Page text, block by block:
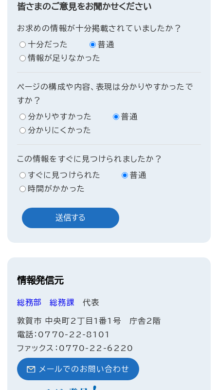
皆さまのご意見をお聞かせください
お求めの情報が十分掲載されていましたか？
十分だった
普通
情報が足りなかった
ページの構成や内容、表現は分かりやすかったで
すか？
分かりやすかった
普通
分かりにくかった
この情報をすぐに見つけられましたか？
すぐに見つけられた
普通
時間がかかった
情報発信元
総務部 総務課 代表
敦賀市 中央町2丁目1番1号 庁舎2階
電話：0770-22-8101
ファックス：0770-22-6220
メールでのお問い合わせ